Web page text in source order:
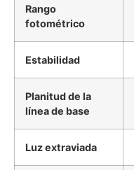
Rango
fotométrico
Estabilidad
Planitud de la
línea de base
Luz extraviada